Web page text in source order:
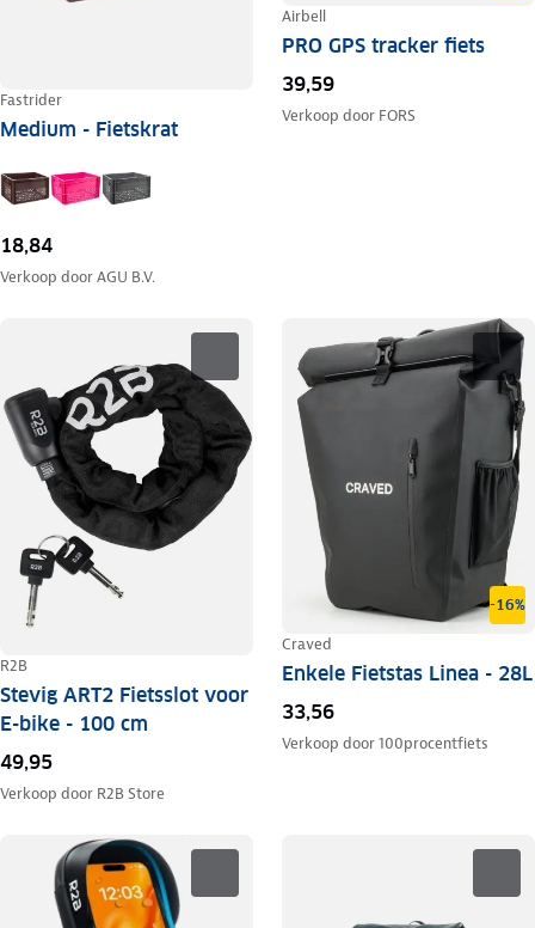
Fastrider
Medium - Fietskrat
18,84
Verkoop doorAGU B.V.
Airbell
PRO GPS tracker fiets
39,59
Verkoop door FORS
R2B
Stevig ART2 Fietsslot voor
E-bike - 100 cm
49,95
Verkoop door R2B Store
-16%
Craved
Enkele Fietstas Linea - 28L
33,56
Verkoop door100procentfiets